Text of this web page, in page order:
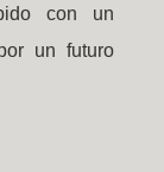
con un
un futuro